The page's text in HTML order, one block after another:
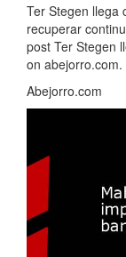
Ter Stegen llega
recuperar
post Ter Stegen
on abejorro.com.
Abejorro.com